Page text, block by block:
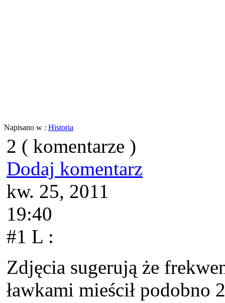
Napisano w : Historia
2 ( komentarze )
Dodaj komentarz
kw. 25, 2011
19:40
#1 L :
Zdjęcia sugerują że
ławkami mieścił podobno